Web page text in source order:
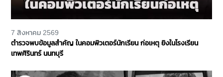
7 สิงหาคม 2569
ตำรวจพบข้อมูลสำคัญ ในคอมพิวเตอร์นักเรียน ก่อเหตุ ยิงในโรงเรียน
เทพศิรินทร์ นนทบุรี